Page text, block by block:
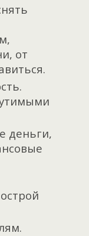
от
деньги,